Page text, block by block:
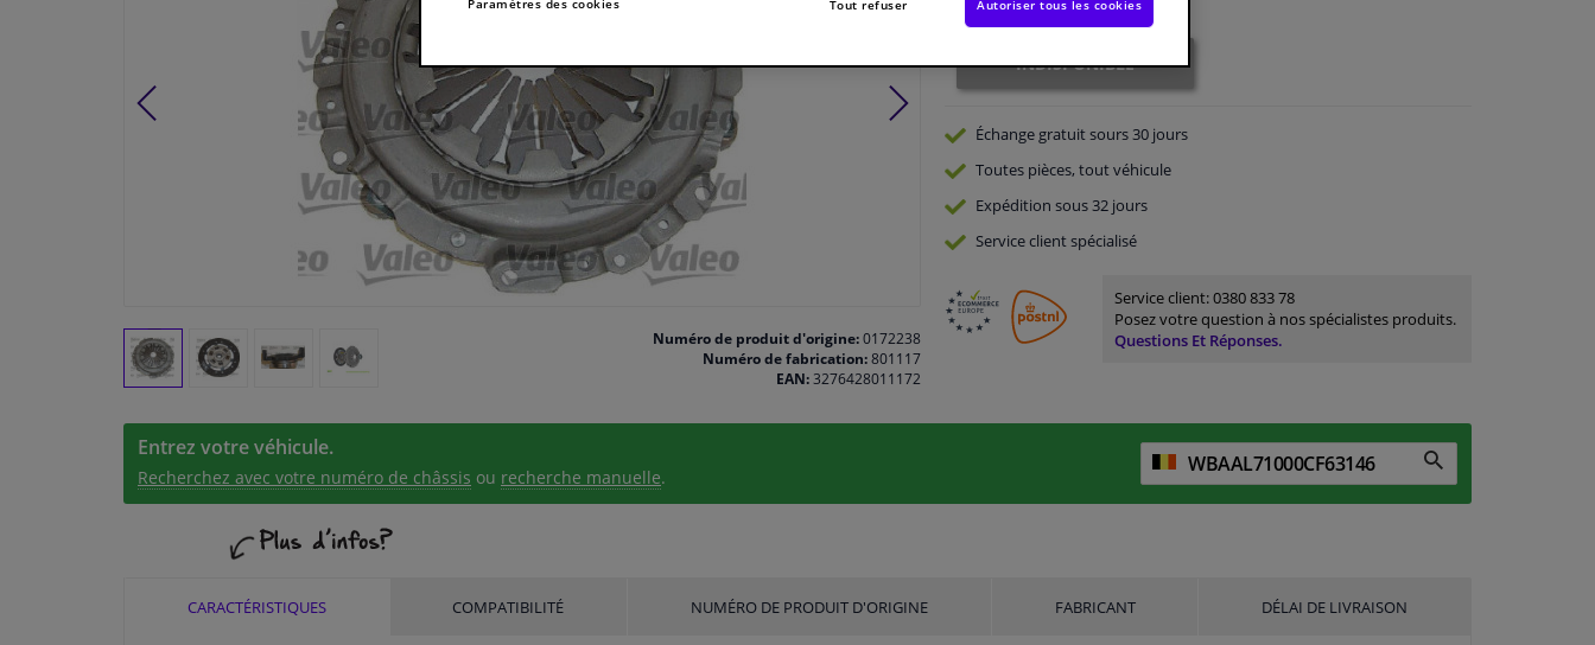
Numéro de produit d'origine:0172238
Numéro de fabrication:801117
EAN:3276428011172
INDISPONIBLE
Échange gratuitsours 30 jours
Toutes pièces, tout véhicule
Expédition sous 32 jours
Serviceclient spécialisé
Service client:0380 833 78
Posez votre question à nos spécialistes produits.
Questions Et Réponses.
Entrez votre véhicule.
Recherchez avec votre numéro de châssis ou recherche manuelle.
CARACTÉRISTIQUES COMPATIBILITÉ NUMÉRO DE PRODUIT D'ORIGINE FABRICANT DÉLAI DE LIVRAISON
Paramètres des cookies Tout refuser Autoriser tous les cookies